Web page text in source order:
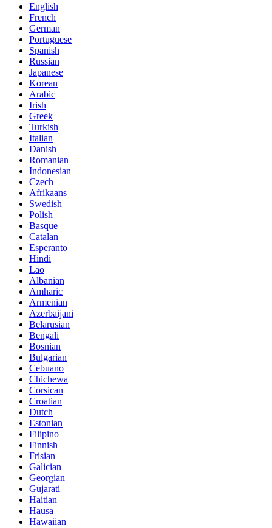
English
French
German
Portuguese
Spanish
Russian
Japanese
Korean
Arabic
Irish
Greek
Turkish
Italian
Danish
Romanian
Indonesian
Czech
Afrikaans
Swedish
Polish
Basque
Catalan
Esperanto
Hindi
Lao
Albanian
Amharic
Armenian
Azerbaijani
Belarusian
Bengali
Bosnian
Bulgarian
Cebuano
Chichewa
Corsican
Croatian
Dutch
Estonian
Filipino
Finnish
Frisian
Galician
Georgian
Gujarati
Haitian
Hausa
Hawaiian